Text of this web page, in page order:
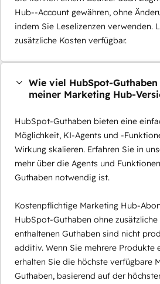
Hub--Account gewähren, ohne
indem Sie Leselizenzen verwenden.
zusätzliche Kosten verfügbar.
Wie viel HubSpot-
meiner Marketing Hub-
HubSpot-Guthaben bieten eine
Möglichkeit, KI-Agents und -
Wirkung skalieren. Erfahren Sie in
mehr über die Agents und
Guthaben notwendig ist.
Kostenpflichtige Marketing Hub-
HubSpot-Guthaben ohne zusätzliche
enthaltenen Guthaben sind nicht
additiv. Wenn Sie mehrere Produkte
erhalten Sie die höchste verfügbare
Guthaben, basierend auf der